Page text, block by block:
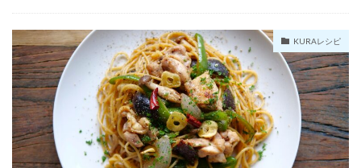
KURAレシピ